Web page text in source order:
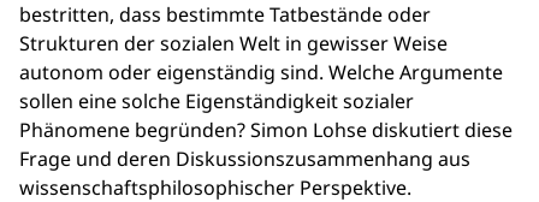
bestritten, dass bestimmte Tatbestände oder
Strukturen der sozialen Welt in gewisser Weise
autonom oder eigenständig sind. Welche Argumente
sollen eine solche Eigenständigkeit sozialer
Phänomene begründen? Simon Lohse diskutiert diese
Frage und deren Diskussionszusammenhang aus
wissenschaftsphilosophischer Perspektive.